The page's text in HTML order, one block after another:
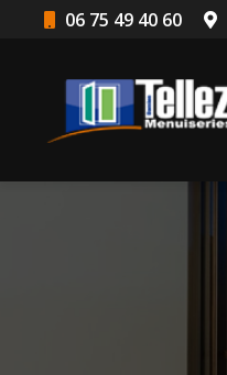
06 75 49 40 60